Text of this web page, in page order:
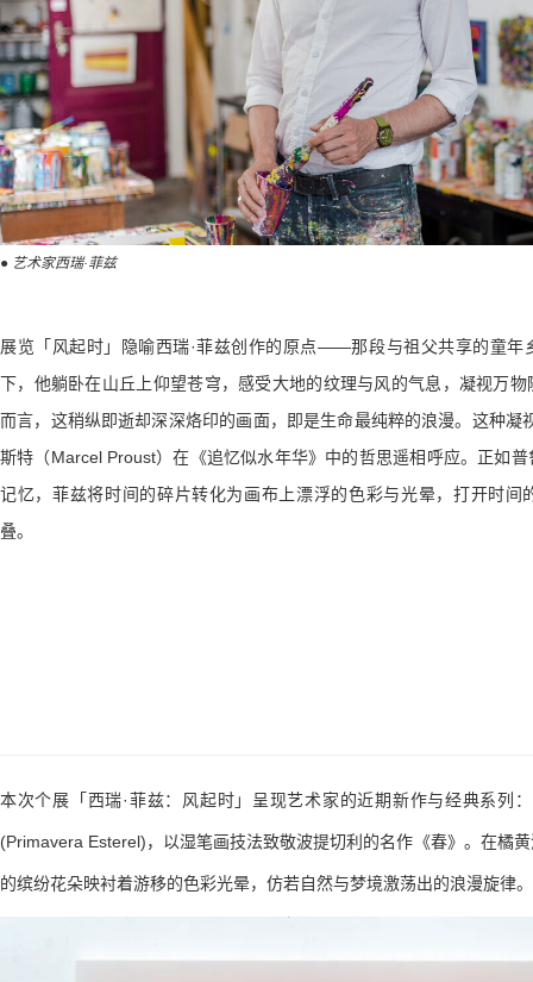
● 艺术家西瑞·菲兹
展览「风起时」隐喻西瑞·菲兹创作的原点——那段与祖父共享的童年
下，他躺卧在山丘上仰望苍穹，感受大地的纹理与风的气息，凝视万
而言，这稍纵即逝却深深烙印的画面，即是生命最纯粹的浪漫。这种凝
斯特（Marcel Proust）在《追忆似水年华》中的哲思遥相呼应。正如
记忆，菲兹将时间的碎片转化为画布上漂浮的色彩与光晕，打开时间
叠。
本次个展「西瑞·菲兹：风起时」呈现艺术家的近期新作与经典系列
(Primavera Esterel)，以湿笔画技法致敬波提切利的名作《春》。在橘
的缤纷花朵映衬着游移的色彩光晕，仿若自然与梦境激荡出的浪漫旋律。